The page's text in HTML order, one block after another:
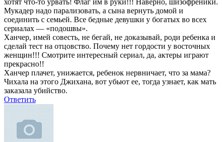
Мукадер надо парализовать, а сына вернуть домой и
соединить с семьей. Все бедные девушки у богатых во всех
сериалах — «подошвы».
Ханчер, имей совесть, не бегай, не доказывай, роди ребенка и
сделай тест на отцовство. Почему нет гордости у восточных
женщин!!! Смотрите интересный сериал, да, актеры играют
прекрасно!!
Ханчер плачет, унижается, ребенок нервничает, что за мама?
Чихала на этого Джихана, вот убьют ее, тогда узнает, как мать
заказала убийство.
Ответить